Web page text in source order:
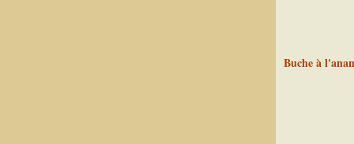
Buche à